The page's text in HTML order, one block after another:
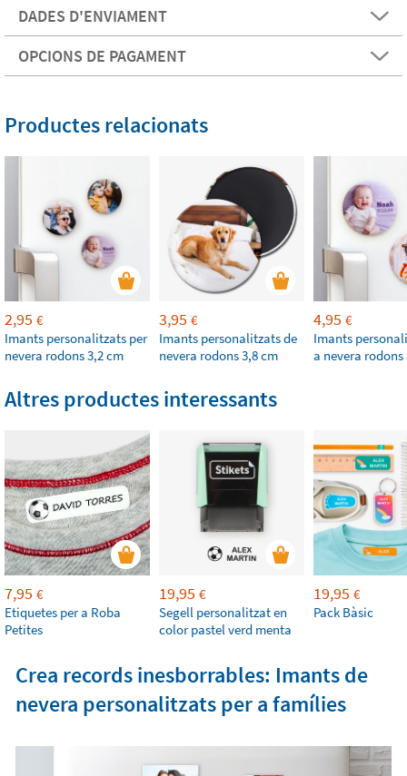
DADES D'ENVIAMENT
OPCIONS DE PAGAMENT
Productes relacionats
2,95 €
Imants personalitzats per
nevera rodons 3,2 cm
3,95 €
Imants personalitzats de
nevera rodons 3,8 cm
4,95 €
Imants
a nevera rodons
Altres productes interessants
7,95 €
Etiquetes per a Roba
Petites
19,95 €
Segell personalitzat en
color pastel verd menta
19,95 €
Pack Bàsic
Crea records inesborrables: Imants de
nevera personalitzats per a famílies